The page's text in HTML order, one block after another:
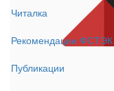
Читалка
Рекомендации ФСТЭК
Публикации